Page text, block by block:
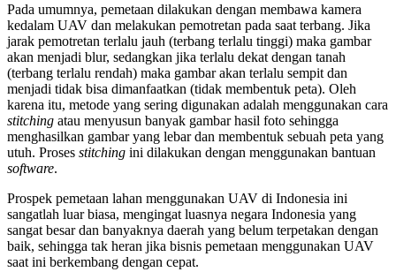
Pada umumnya, pemetaan dilakukan dengan membawa kamera
kedalam UAV dan melakukan pemotretan pada saat terbang. Jika
jarak pemotretan terlalu jauh (terbang terlalu tinggi) maka gambar
akan menjadi blur, sedangkan jika terlalu dekat dengan tanah
(terbang terlalu rendah) maka gambar akan terlalu sempit dan
menjadi tidak bisa dimanfaatkan (tidak membentuk peta). Oleh
karena itu, metode yang sering digunakan adalah menggunakan cara
stitching atau menyusun banyak gambar hasil foto sehingga
menghasilkan gambar yang lebar dan membentuk sebuah peta yang
utuh. Proses stitching ini dilakukan dengan menggunakan bantuan
software.
Prospek pemetaan lahan menggunakan UAV di Indonesia ini
sangatlah luar biasa, mengingat luasnya negara Indonesia yang
sangat besar dan banyaknya daerah yang belum terpetakan dengan
baik, sehingga tak heran jika bisnis pemetaan menggunakan UAV
saat ini berkembang dengan cepat.